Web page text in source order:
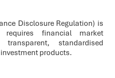
Disclosure Regulation) is
financial market
standardised
products.